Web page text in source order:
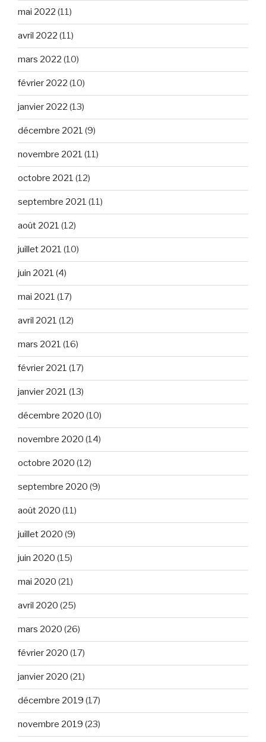
mai 2022 (11)
avril 2022 (11)
mars 2022 (10)
février 2022 (10)
janvier 2022 (13)
décembre 2021 (9)
novembre 2021 (11)
octobre 2021 (12)
septembre 2021 (11)
août 2021 (12)
juillet 2021 (10)
juin 2021 (4)
mai 2021 (17)
avril 2021 (12)
mars 2021 (16)
février 2021 (17)
janvier 2021 (13)
décembre 2020 (10)
novembre 2020 (14)
octobre 2020 (12)
septembre 2020 (9)
août 2020 (11)
juillet 2020 (9)
juin 2020 (15)
mai 2020 (21)
avril 2020 (25)
mars 2020 (26)
février 2020 (17)
janvier 2020 (21)
décembre 2019 (17)
novembre 2019 (23)